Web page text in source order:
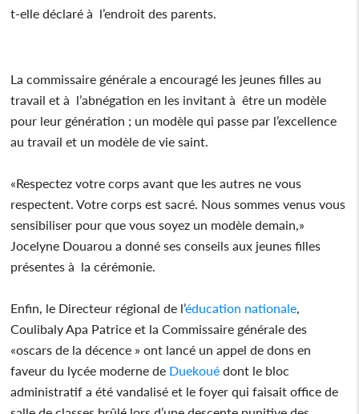
t-elle déclaré à l’endroit des parents.
La commissaire générale a encouragé les jeunes filles au
travail et à l’abnégation en les invitant à être un modèle
pour leur génération ; un modèle qui passe par l’excellence
au travail et un modèle de vie saint.
«Respectez votre corps avant que les autres ne vous
respectent. Votre corps est sacré. Nous sommes venus vous
sensibiliser pour que vous soyez un modèle demain,»
Jocelyne Douarou a donné ses conseils aux jeunes filles
présentes à la cérémonie.
Enfin, le Directeur régional de l’éducation nationale
Coulibaly Apa Patrice et la Commissaire générale des
«oscars de la décence » ont lancé un appel de dons en
faveur du lycée moderne de Duekoué dont le bloc
administratif a été vandalisé et le foyer qui faisait office de